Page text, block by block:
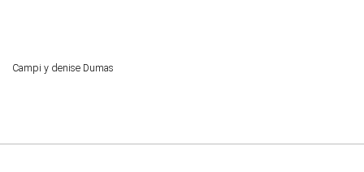
Campi y denise Dumas